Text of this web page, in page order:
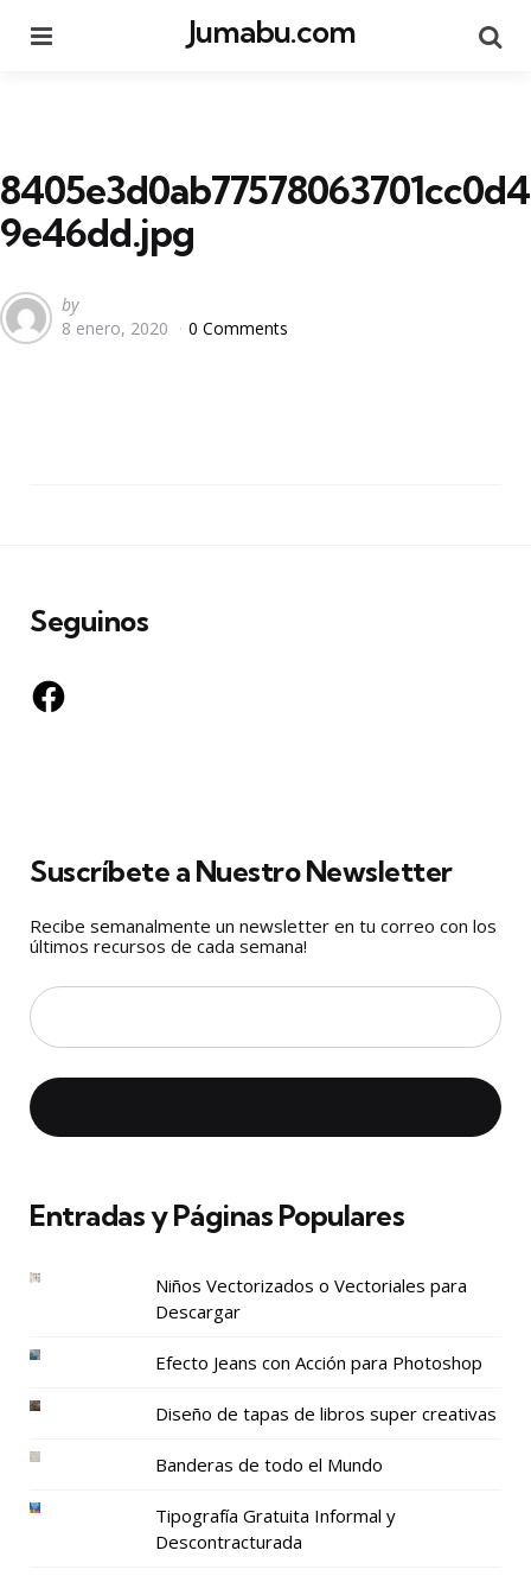
Jumabu.com
8405e3d0ab77578063701cc0d4
9e46dd.jpg
Posted
by
by
8 enero, 2020
0 Comments
Seguinos
Facebook
Suscríbete a Nuestro Newsletter
Recibe semanalmente un newsletter en tu correo con los
últimos recursos de cada semana!
Entradas y Páginas Populares
Niños Vectorizados o Vectoriales para
Descargar
Efecto Jeans con Acción para Photoshop
Diseño de tapas de libros super creativas
Banderas de todo el Mundo
Tipografía Gratuita Informal y
Descontracturada